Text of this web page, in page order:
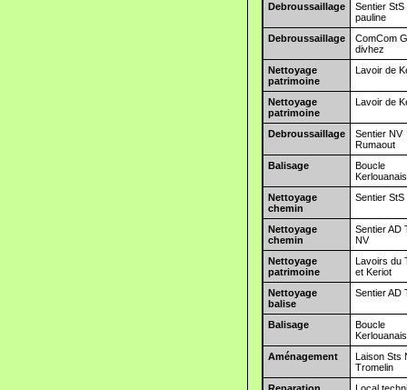
Debroussaillage
Sentier StS
pauline
Debroussaillage
ComCom
divhez
Nettoyage
patrimoine
Lavoir de
Nettoyage
patrimoine
Lavoir de
Debroussaillage
Sentier NV
Rumaout
Balisage
Boucle
Nettoyage
chemin
Sentier StS
Nettoyage
chemin
Sentier AD
NV
Nettoyage
patrimoine
Lavoirs du
et Keriot
Nettoyage
balise
Sentier AD
Balisage
Boucle
Aménagement
Laison Sts
Tromelin